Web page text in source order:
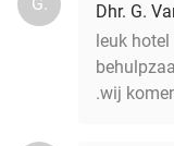
Dhr. G.
leuk
.wij komen